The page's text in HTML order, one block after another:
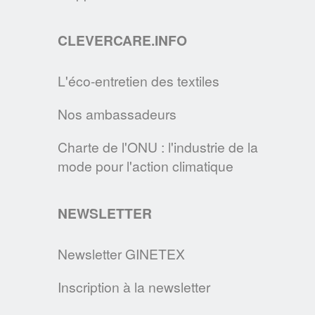
masques de protection en tissu.
NEUVE !
Cette nouvelle version s’enrichit de
nouvelles rubriques pour devenir la
d’éco-entretien.
EN SAVOIR PLUS
DEVENEZ MAÎTRE DE VOTRE LINGE,
CLEVERCARE.INFO
L'éco-entretien des textiles
Nos ambassadeurs
Charte de l'ONU : l'industrie de la
mode pour l'action climatique
NEWSLETTER
Newsletter GINETEX
Inscription à la newsletter